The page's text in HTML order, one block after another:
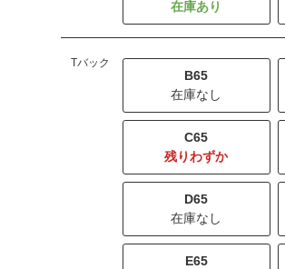
Tバック
B65
在庫なし
C65
残りわずか
D65
在庫なし
E65